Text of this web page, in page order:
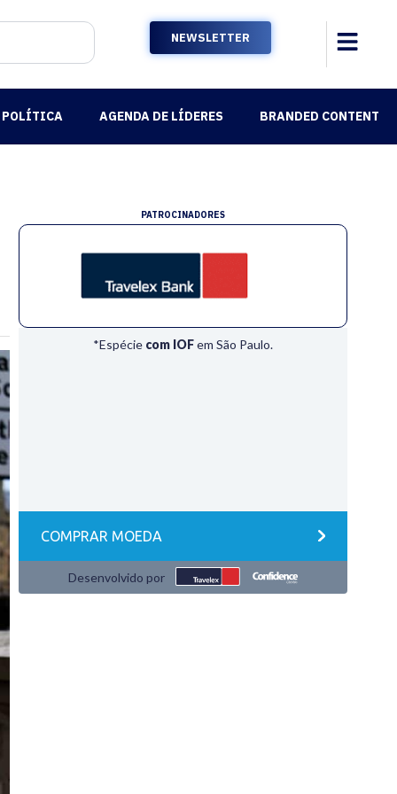
NEWSLETTER
POLÍTICA AGENDA DE LÍDERES BRANDED CONTENT
PATROCINADORES